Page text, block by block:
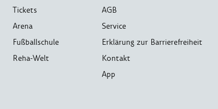
Tickets
Arena
Fußballschule
Reha-Welt
AGB
Service
Erklärung zur Barrierefreiheit
Kontakt
App